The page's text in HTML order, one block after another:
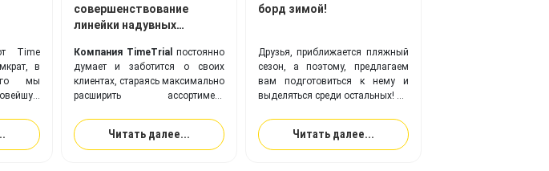
Time
в
мы
совершенствование
линейки надувных
Компания TimeTrial постоянно
думает и заботится о своих
клиентах, стараясь максимально
расширить ассортимент
совершенствовать выпускаемые
модели надувных изделий,
оптимизировать
Читать далее...
борд зимой!
Друзья, приближается пляжный
сезон, а поэтому, предлагаем
вам подготовиться к нему и
выделяться среди остальных!
Компания TimeTrial
поможет
воплотить вам любую фантазия
на вашемSUP борде!
Читать далее...